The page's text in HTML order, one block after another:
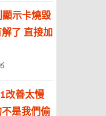
顯示卡燒毀
了 直接加
改善太慢
是我們偷